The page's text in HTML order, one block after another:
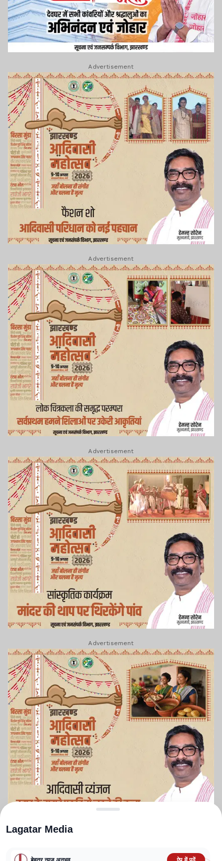
Advertisement
Advertisement
Advertisement
Advertisement
Lagatar Media